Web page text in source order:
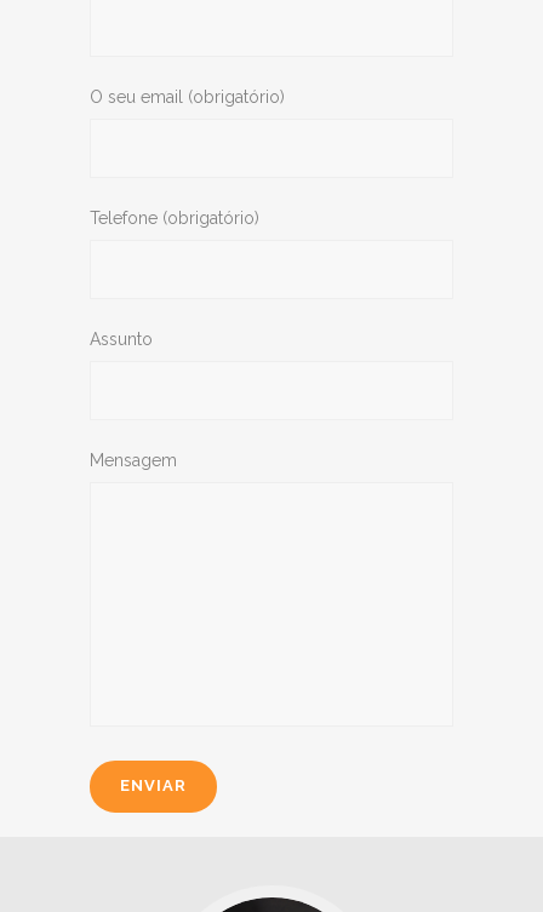
O seu email (obrigatório)
Telefone (obrigatório)
Assunto
Mensagem